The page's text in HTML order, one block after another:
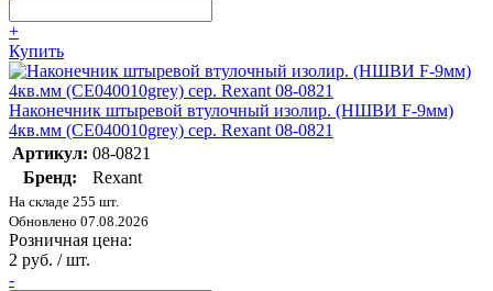
+
Купить
Наконечник штыревой втулочный изолир. (НШВИ F-9мм)
4кв.мм (СЕ040010grey) сер. Rexant 08-0821
Артикул: 08-0821
Бренд:
Rexant
На складе 255 шт.
Обновлено 07.08.2026
Розничная цена:
2 руб. / шт.
-